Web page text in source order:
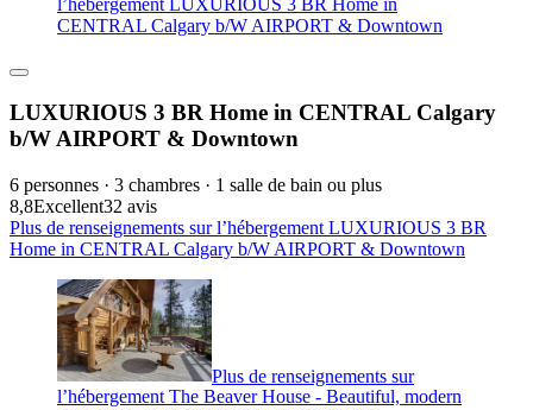
l’hébergement LUXURIOUS 3 BR Home in
CENTRAL Calgary b/W AIRPORT & Downtown
LUXURIOUS 3 BR Home in CENTRAL Calgary
b/W AIRPORT & Downtown
6 personnes · 3 chambres · 1 salle de bain ou plus
8,8Excellent32 avis
Plus de renseignements sur l’hébergement LUXURIOUS 3 BR
Home in CENTRAL Calgary b/W AIRPORT & Downtown
Plus de renseignements sur
l’hébergement The Beaver House - Beautiful, modern